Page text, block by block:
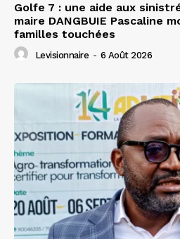
Golfe 7 : une aide aux
maire DANGBUIE Pascaline
familles touchées
Levisionnaire - 6 Août 2026